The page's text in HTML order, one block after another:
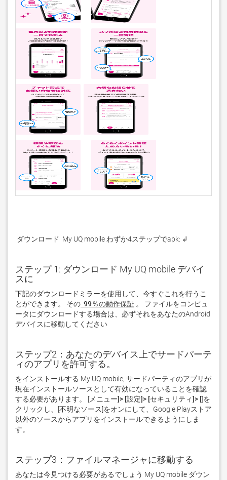
ダウンロード  My UQ mobile わずか4ステップでapk: ↲
ステップ 1: ダウンロード My UQ mobile デバイ
スに
下記のダウンロードミラーを使用して、今すぐこれを行うこ
とができます。 その 99％の動作保証 。 ファイルをコンピュ
ータにダウンロードする場合は、必ずそれをあなたのAndroid
デバイスに移動してください
ステップ2：あなたのデバイス上でサードパーテ
ィのアプリを許可する。
をインストールする My UQ mobile, サードパーティのアプリが
現在インストールソースとして有効になっていることを確認
する必要があります。 [メニュー]> [設定]> [セキュリティ]> []を
クリックし、[不明なソース]をオンにして、Google Playストア
以外のソースからアプリをインストールできるようにしま
す。
ステップ3：ファイルマネージャに移動する
あなたは今見つける必要があるでしょう My UQ mobile ダウン